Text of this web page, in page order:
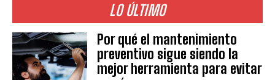
LO ÚLTIMO
Por qué el mantenimiento
preventivo sigue siendo la
mejor herramienta para evitar